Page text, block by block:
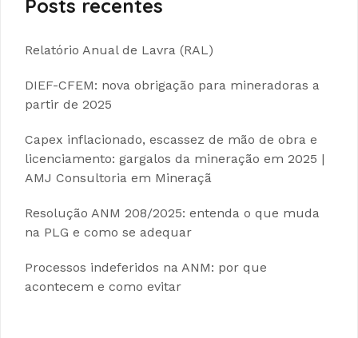
Posts recentes
Relatório Anual de Lavra (RAL)
DIEF-CFEM: nova obrigação para mineradoras a
partir de 2025
Capex inflacionado, escassez de mão de obra e
licenciamento: gargalos da mineração em 2025 |
AMJ Consultoria em Mineraçã
Resolução ANM 208/2025: entenda o que muda
na PLG e como se adequar
Processos indeferidos na ANM: por que
acontecem e como evitar